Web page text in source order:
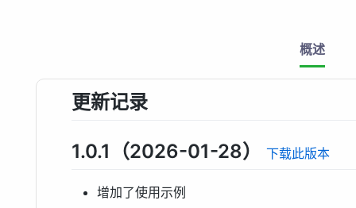
概述
更新记录
1.0.1（2026-01-28） 下载此版本
增加了使用示例